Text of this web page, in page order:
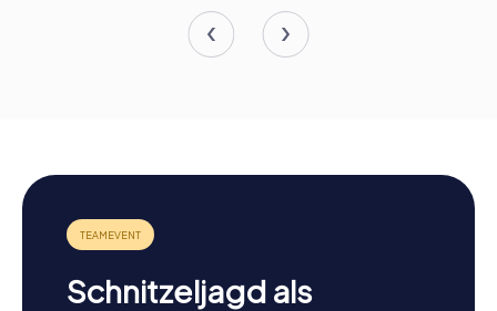
Schnitzeljagd als